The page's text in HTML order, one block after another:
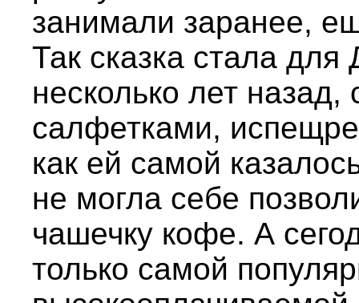
занимали заранее,
Так сказка стала
несколько лет
салфетками,
как ей самой
не могла себе
чашечку кофе. А
только самой